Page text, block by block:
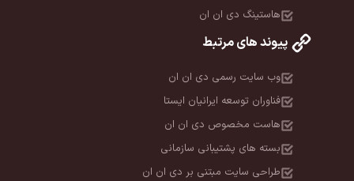
هاستینگ دی ان ان
پیوند های مرتبط
وب سایت رسمی دی ان ان
فناوران توسعه ایرانیان ایستا
هاست مخصوص دی ان ان
بسته های پشتیبانی سازمانی
طراحی سایت مبتنی بر دی ان ان